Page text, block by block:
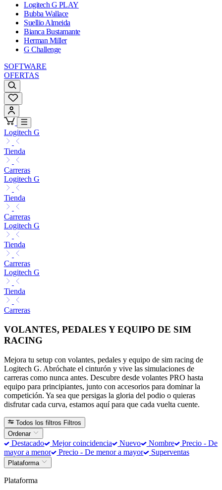
Logitech G PLAY
Bubba Wallace
Suellio Almeida
Bianca Bustamante
Herman Miller
G Challenge
SOFTWARE
OFERTAS
Logitech G
Tienda
Carreras
Logitech G
Tienda
Carreras
Logitech G
Tienda
Carreras
Logitech G
Tienda
Carreras
VOLANTES, PEDALES Y EQUIPO DE SIM
RACING
Mejora tu setup con volantes, pedales y equipo de sim racing de
Logitech G. Abróchate el cinturón y vive las simulaciones de
carreras como nunca antes. Descubre desde volantes PRO hasta
equipo para principiantes, junto con accesorios para dominar la
competición. Ya sea que persigas la gloria del podio o quieras
disfrutar cada curva, estamos aquí para que cada vuelta cuente.
Todos los filtros Filtros
Ordenar
Destacado Mejor coincidencia Nuevo Nombre
Precio - De
mayor a menor
Precio - De menor a mayor Superventas
Plataforma
Plataforma